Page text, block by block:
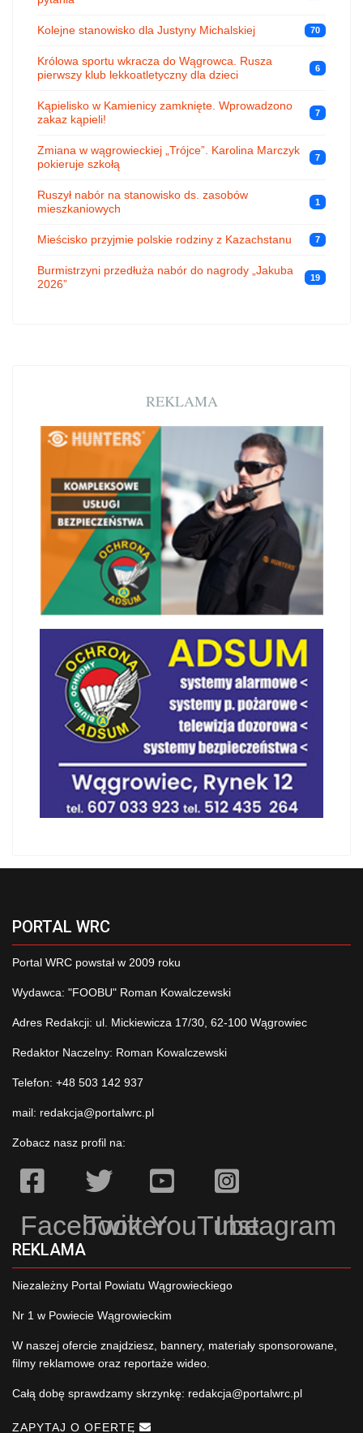
Kolejne stanowisko dla Justyny Michalskiej 70
Królowa sportu wkracza do Wągrowca. Rusza
pierwszy klub lekkoatletyczny dla dzieci
6
Kąpielisko w Kamienicy zamknięte. Wprowadzono
zakaz kąpieli!
7
Zmiana w wągrowieckiej „Trójce”. Karolina Marczyk
pokieruje szkołą
7
Ruszył nabór na stanowisko ds. zasobów
mieszkaniowych
1
Mieścisko przyjmie polskie rodziny z Kazachstanu 7
Burmistrzyni przedłuża nabór do nagrody „Jakuba
2026”
19
REKLAMA
PORTAL WRC
Portal WRC powstał w 2009 roku
Wydawca: "FOOBU" Roman Kowalczewski
Adres Redakcji: ul. Mickiewicza 17/30, 62-100 Wągrowiec
Redaktor Naczelny: Roman Kowalczewski
Telefon: +48 503 142 937
mail: redakcja@portalwrc.pl
Zobacz nasz profil na:
Facebook
TwitterYouTubeInstagram
REKLAMA
Niezależny Portal Powiatu Wągrowieckiego
Nr 1 w Powiecie Wągrowieckim
W naszej ofercie znajdziesz, bannery, materiały sponsorowane,
filmy reklamowe oraz reportaże wideo.
Całą dobę sprawdzamy skrzynkę: redakcja@portalwrc.pl
ZAPYTAJ O OFERTĘ